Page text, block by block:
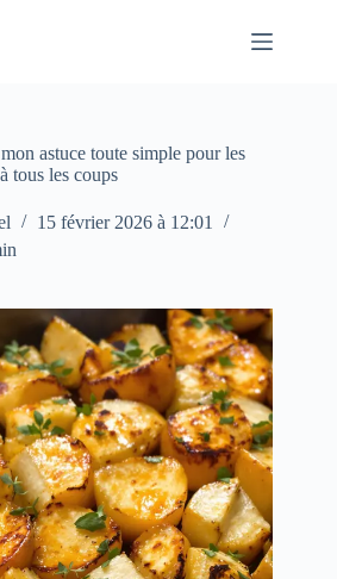
astuce toute simple pour les
tous les coups
15 février 2026 à 12:01